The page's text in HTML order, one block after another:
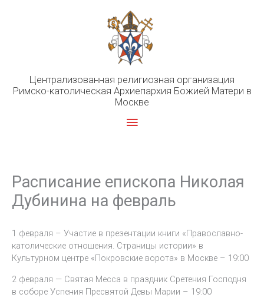
Централизованная религиозная организация
Римско-католическая Архиепархия Божией Матери в
Москве
Главное
Расписание епископа Николая
Дубинина на февраль
1 февраля – Участие в презентации книги «Православно-
католические отношения. Страницы истории» в
Культурном центре «Покровские ворота» в Москве – 19:00
2 февраля — Святая Месса в праздник Сретения Господня
в соборе Успения Пресвятой Девы Марии – 19:00